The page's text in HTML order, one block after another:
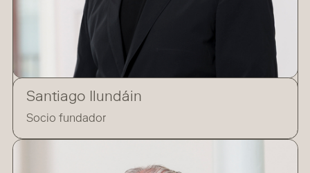
Santiago Ilundáin
Socio fundador